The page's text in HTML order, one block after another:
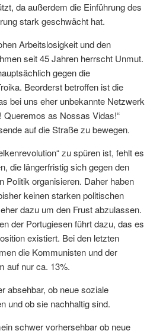
da außerdem die Einführung des
stark geschwächt hat.
Arbeitslosigkeit und den
seit 45 Jahren herrscht Unmut.
gegen die
Beorderst betroffen ist die
bei uns eher unbekannte Netzwerk
Queremos as Nossas Vidas!“
auf die Straße zu bewegen.
zu spüren ist, fehlt es
die längerfristig sich gegen den
Politik organisieren. Daher haben
keinen starken politischen
dazu um den Frust abzulassen.
der Portugiesen führt dazu, das es
existiert. Bei den letzten
die Kommunisten und der
auf nur ca. 13%.
absehbar, ob neue soziale
und ob sie nachhaltig sind.
schwer vorhersehbar ob neue